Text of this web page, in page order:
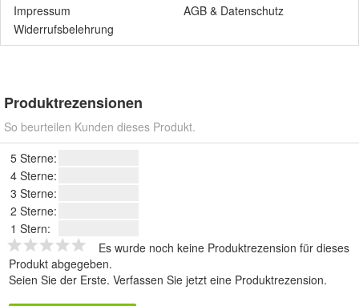
Impressum
AGB & Datenschutz
Widerrufsbelehrung
Produktrezensionen
So beurteilen Kunden dieses Produkt.
5 Sterne:
4 Sterne:
3 Sterne:
2 Sterne:
1 Stern:
Es wurde noch keine Produktrezension für dieses
Produkt abgegeben.
Seien Sie der Erste. Verfassen Sie jetzt eine Produktrezension.